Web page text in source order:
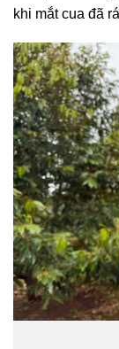
khi mắt cua đã